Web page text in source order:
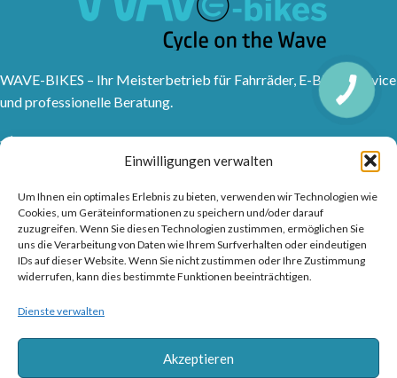
Einwilligungen verwalten
Um Ihnen ein optimales Erlebnis zu bieten, verwenden wir Technologien wie
Cookies, um Geräteinformationen zu speichern und/oder darauf
zuzugreifen. Wenn Sie diesen Technologien zustimmen, ermöglichen Sie
uns die Verarbeitung von Daten wie Ihrem Surfverhalten oder eindeutigen
IDs auf dieser Website. Wenn Sie nicht zustimmen oder Ihre Zustimmung
widerrufen, kann dies bestimmte Funktionen beeinträchtigen.
Dienste verwalten
Akzeptieren
WAVE-BIKES – Ihr Meisterbetrieb für Fahrräder, E-Bikes, Service
und professionelle Beratung.
Sanddornweg 10, 53773 Hennef (Sieg)
Tel: 02242 9176417
Tel: 02241315150
info@wave-bikes.de
FUSSZEILENMENÜ